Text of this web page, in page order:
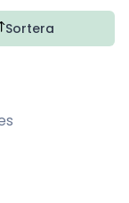
Sortera